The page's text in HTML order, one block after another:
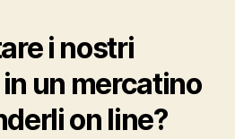
i nostri
un mercatino
on line?